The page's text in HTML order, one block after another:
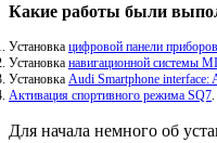
Какие работы были
Установка цифровой панели
Установка навигационной системы
Установка Audi Smartphone
Активация спортивного режима SQ7.
Для начала немного об